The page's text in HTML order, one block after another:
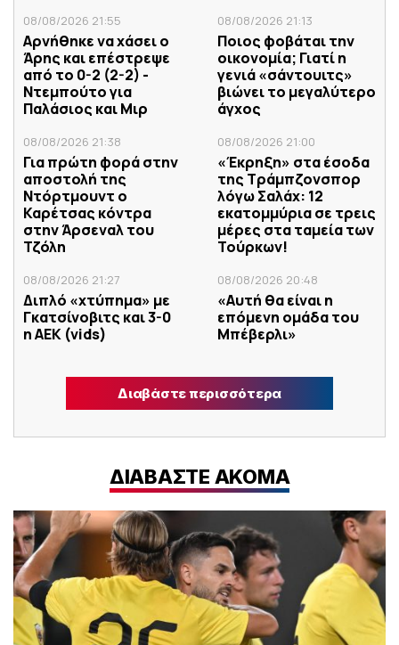
08/08/2026 21:55
Αρνήθηκε να χάσει ο
Άρης και επέστρεψε
από το 0-2 (2-2) -
Ντεμπούτο για
Παλάσιος και Μιρ
08/08/2026 21:38
Για πρώτη φορά στην
αποστολή της
Ντόρτμουντ ο
Καρέτσας κόντρα
στην Άρσεναλ του
Τζόλη
08/08/2026 21:27
Διπλό «χτύπημα» με
Γκατσίνοβιτς και 3-0
η ΑΕΚ (vids)
08/08/2026 21:13
Ποιος φοβάται την
οικονομία; Γιατί η
γενιά «σάντουιτς»
βιώνει το μεγαλύτερο
άγχος
08/08/2026 21:00
«Έκρηξη» στα έσοδα
της Τράμπζονσπορ
λόγω Σαλάχ: 12
εκατομμύρια σε τρεις
μέρες στα ταμεία των
Τούρκων!
08/08/2026 20:48
«Αυτή θα είναι η
επόμενη ομάδα του
Μπέβερλι»
Διαβάστε περισσότερα
ΔΙΑΒΑΣΤΕ ΑΚΟΜΑ